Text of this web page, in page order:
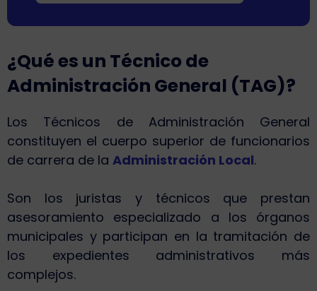
¿Qué es un Técnico de
Administración General (TAG)?
Los Técnicos de Administración General
constituyen el cuerpo superior de funcionarios
de carrera de la Administración Local.
Son los juristas y técnicos que prestan
asesoramiento especializado a los órganos
municipales y participan en la tramitación de
los expedientes administrativos más
complejos.